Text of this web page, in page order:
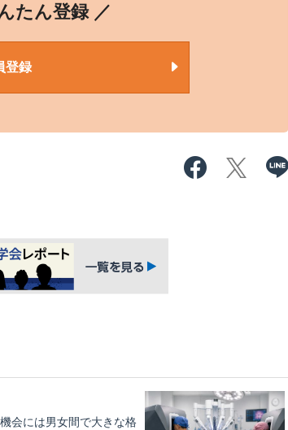
たん登録 ／
登録
会には男女間で大きな格